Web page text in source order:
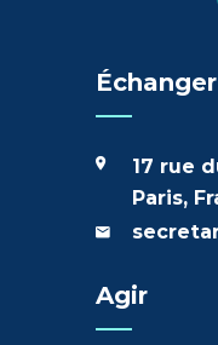
Échanger
17 rue
Paris,
Agir